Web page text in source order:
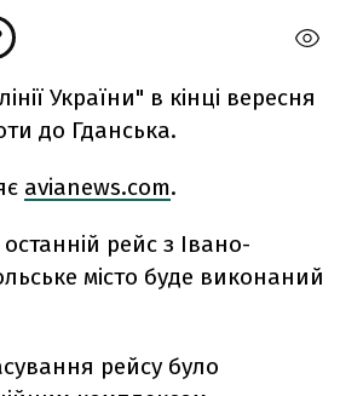
України" в кінці вересня
до Гданська.
avianews.com.
рейс з Івано-
місто буде виконаний
рейсу було